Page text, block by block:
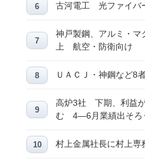
古河電工 光ファイバ
神戸製鋼、アルミ・
上 航空・防衛向け
ＵＡＣＪ・神鋼など8
高炉3社 下期、利益
む 4―6月業績出そろ
村上金属社長に村上専